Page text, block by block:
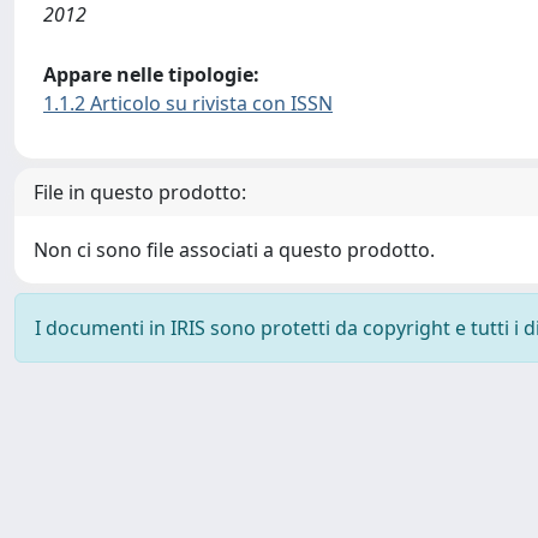
2012
Appare nelle tipologie:
1.1.2 Articolo su rivista con ISSN
File in questo prodotto:
Non ci sono file associati a questo prodotto.
I documenti in IRIS sono protetti da copyright e tutti i